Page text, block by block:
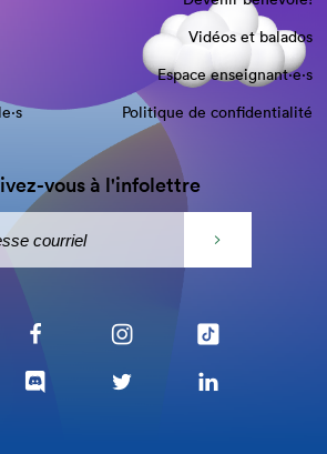
Vidéos et balados
Espace enseignant·e⋅s
Politique de confidentialité
vous à l'infolettre